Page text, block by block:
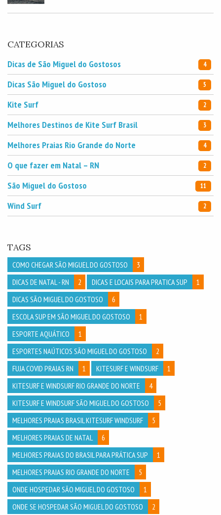
CATEGORIAS
Dicas de São Miguel do Gostosos
4
Dicas São Miguel do Gostoso 5
Kite Surf 2
Melhores Destinos de Kite Surf Brasil 3
Melhores Praias Rio Grande do Norte 4
O que fazer em Natal – RN 2
São Miguel do Gostoso 11
Wind Surf 2
TAGS
COMO CHEGAR SÃO MIGUEL DO GOSTOSO
3
DICAS DE NATAL - RN
2 DICAS E LOCAIS PARA PRATICA SUP
1
DICAS SÃO MIGUEL DO GOSTOSO
6
ESCOLA SUP EM SÃO MIGUEL DO GOSTOSO
1
ESPORTE AQUÁTICO
1
ESPORTES NAÚTICOS SÃO MIGUEL DO GOSTOSO
2
FUJA COVID PRAIAS RN
1 KITESURF E WINDSURF
1
KITESURF E WINDSURF RIO GRANDE DO NORTE
4
KITESURF E WINDSURF SÃO MIGUEL DO GOSTOSO
5
MELHORES PRAIAS BRASIL KITESURF WINDSURF
5
MELHORES PRAIAS DE NATAL
6
MELHORES PRAIAS DO BRASIL PARA PRÁTICA SUP
1
MELHORES PRAIAS RIO GRANDE DO NORTE
5
ONDE HOSPEDAR SÃO MIGUEL DO GOSTOSO
1
ONDE SE HOSPEDAR SÃO MIGUEL DO GOSTOSO
2